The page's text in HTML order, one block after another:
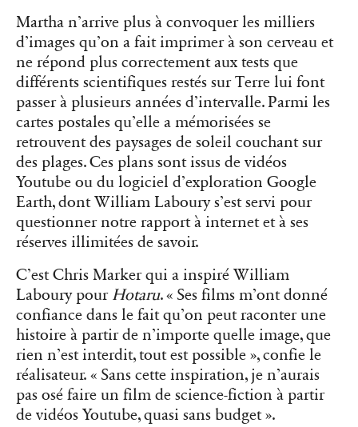
Martha n’arrive plus à convoquer les milliers
d’images qu’on a fait imprimer à son cerveau et
ne répond plus correctement aux tests que
différents scientifiques restés sur Terre lui font
passer à plusieurs années d’intervalle. Parmi les
cartes postales qu’elle a mémorisées se
retrouvent des paysages de soleil couchant sur
des plages. Ces plans sont issus de vidéos
Youtube ou du logiciel d’exploration Google
Earth, dont William Laboury s’est servi pour
questionner notre rapport à internet et à ses
réserves illimitées de savoir.
C’est Chris Marker qui a inspiré William
Laboury pour Hotaru. « Ses films m’ont donné
confiance dans le fait qu’on peut raconter une
histoire à partir de n’importe quelle image, que
rien n’est interdit, tout est possible », confie le
réalisateur. « Sans cette inspiration, je n’aurais
pas osé faire un film de science-fiction à partir
de vidéos Youtube, quasi sans budget ».